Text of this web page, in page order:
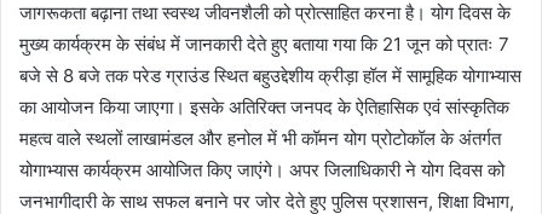
जागरूकता बढ़ाना तथा स्वस्थ जीवनशैली को प्रोत्साहित करना है। योग दिवस के
मुख्य कार्यक्रम के संबंध में जानकारी देते हुए बताया गया कि 21 जून को प्रातः 7
बजे से 8 बजे तक परेड ग्राउंड स्थित बहुउद्देशीय क्रीड़ा हॉल में सामूहिक योगाभ्यास
का आयोजन किया जाएगा। इसके अतिरिक्त जनपद के ऐतिहासिक एवं सांस्कृतिक
महत्व वाले स्थलों लाखामंडल और हनोल में भी कॉमन योग प्रोटोकॉल के अंतर्गत
योगाभ्यास कार्यक्रम आयोजित किए जाएंगे। अपर जिलाधिकारी ने योग दिवस को
जनभागीदारी के साथ सफल बनाने पर जोर देते हुए पुलिस प्रशासन, शिक्षा विभाग,